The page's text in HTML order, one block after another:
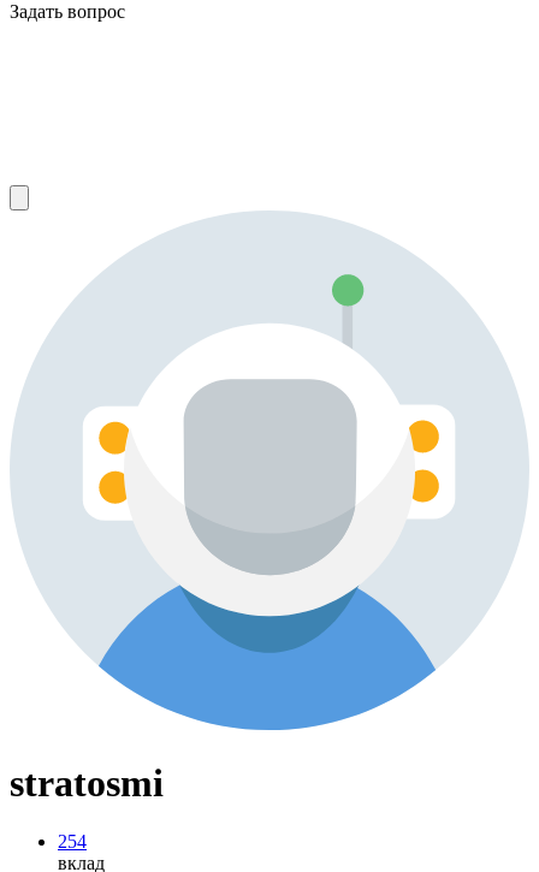
Задать вопрос
stratosmi
254
вклад